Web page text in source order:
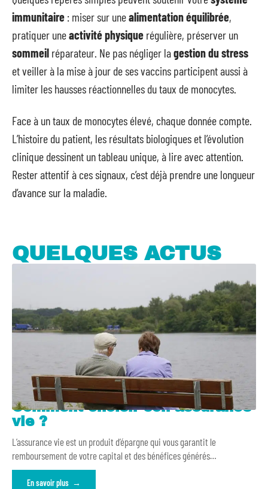
immunitaire : miser sur unealimentation équilibrée,
pratiquer uneactivité physique régulière, préserver un
sommeil réparateur. Ne pas négliger lagestion du stress
et veiller à la mise à jour de ses vaccins participent aussi à
limiter les hausses réactionnelles du taux de monocytes.
Face à un taux de monocytes élevé, chaque donnée compte.
L’histoire du patient, les résultats biologiques et l’évolution
clinique dessinent un tableau unique, à lire avec attention.
Rester attentif à ces signaux, c’est déjà prendre une longueur
d’avance sur la maladie.
QUELQUES ACTUS
Comment choisir son assurance
vie ?
L’assurance vie est un produit d’épargne qui vous garantit le
remboursement de votre capital et des bénéfices générés…
En savoir plus